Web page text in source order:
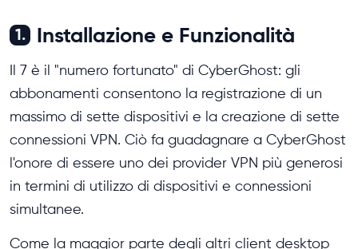
1. Installazione e Funzionalità
Il 7 è il "numero fortunato" di CyberGhost: gli
abbonamenti consentono la registrazione di un
massimo di sette dispositivi e la creazione di sette
connessioni VPN. Ciò fa guadagnare a CyberGhost
l'onore di essere uno dei provider VPN più generosi
in termini di utilizzo di dispositivi e connessioni
simultanee.
Come la maggior parte degli altri client desktop